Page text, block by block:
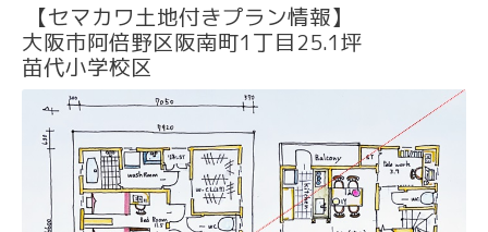
【セマカワ土地付きプラン情報】
大阪市阿倍野区阪南町1丁目25.1坪
苗代小学校区